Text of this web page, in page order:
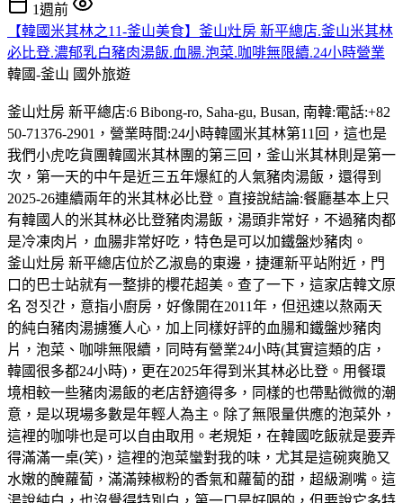
1週前
【韓國米其林之11-釜山美食】釜山灶房 新平總店.釜山米其林
必比登.濃郁乳白豬肉湯飯.血腸.泡菜.咖啡無限續.24小時營業
韓國-釜山 國外旅遊
釜山灶房 新平總店:6 Bibong-ro, Saha-gu, Busan, 南韓:電話:+82
50-71376-2901，營業時間:24小時韓國米其林第11回，這也是
我們小虎吃貨團韓國米其林團的第三回，釜山米其林則是第一
次，第一天的中午是近三五年爆紅的人氣豬肉湯飯，還得到
2025-26連續兩年的米其林必比登。直接說結論:餐廳基本上只
有韓國人的米其林必比登豬肉湯飯，湯頭非常好，不過豬肉都
是冷凍肉片，血腸非常好吃，特色是可以加鐵盤炒豬肉。
釜山灶房 新平總店位於乙淑島的東邊，捷運新平站附近，門
口的巴士站就有一整排的櫻花超美。查了一下，這家店韓文原
名 정짓간，意指小廚房，好像開在2011年，但迅速以熬兩天
的純白豬肉湯擄獲人心，加上同樣好評的血腸和鐵盤炒豬肉
片，泡菜、咖啡無限續，同時有營業24小時(其實這類的店，
韓國很多都24小時)，更在2025年得到米其林必比登。用餐環
境相較一些豬肉湯飯的老店舒適得多，同樣的也帶點微微的潮
意，是以現場多數是年輕人為主。除了無限量供應的泡菜外，
這裡的咖啡也是可以自由取用。老規矩，在韓國吃飯就是要弄
得滿滿一桌(笑)，這裡的泡菜蠻對我的味，尤其是這碗爽脆又
水嫩的醃蘿蔔，滿滿辣椒粉的香氣和蘿蔔的甜，超級涮嘴。這